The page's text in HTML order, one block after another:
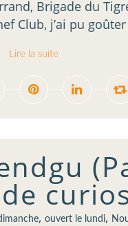
Brigade du
Club, j’ai pu
Lire la suite
, ouvert le lundi,